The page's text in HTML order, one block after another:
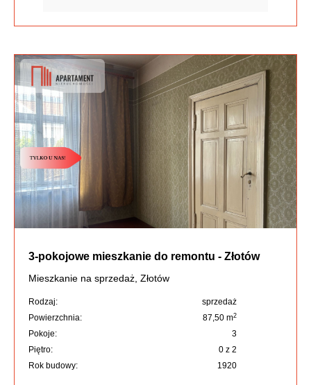
3-pokojowe mieszkanie do remontu - Złotów
Mieszkanie na sprzedaż, Złotów
Rodzaj:
sprzedaż
Powierzchnia:
87,50 m2
Pokoje:
3
Piętro:
0 z 2
Rok budowy:
1920